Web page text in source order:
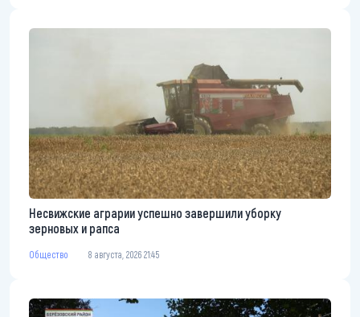
Несвижские аграрии успешно завершили уборку
зерновых и рапса
Общество 8 августа, 2026 21:45